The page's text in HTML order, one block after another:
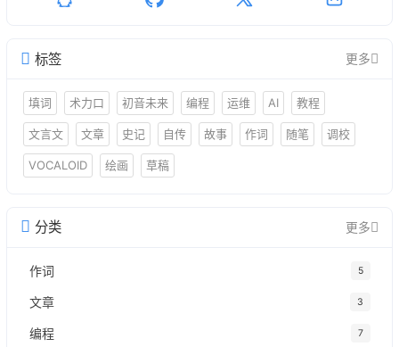
标签 更多
填词 术力口 初音未来 编程 运维 AI 教程
文言文 文章 史记 自传 故事 作词 随笔 调校
VOCALOID 绘画 草稿
分类 更多
作词 5
文章 3
编程 7